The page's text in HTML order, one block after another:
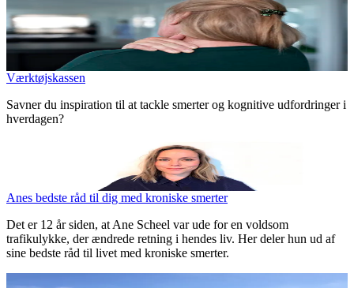
Værktøjskassen
Savner du inspiration til at tackle smerter og kognitive udfordringer i
hverdagen?
Anes bedste råd til dig med kroniske smerter
Det er 12 år siden, at Ane Scheel var ude for en voldsom
trafikulykke, der ændrede retning i hendes liv. Her deler hun ud af
sine bedste råd til livet med kroniske smerter.